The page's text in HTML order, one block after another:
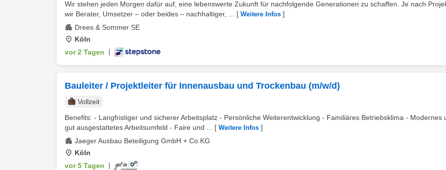
Wir stehen jeden Morgen dafür auf, eine lebenswerte Zukunft für nachfolgende Generationen zu schaffen. Je nach
wir Berater, Umsetzer – oder beides – nachhaltiger, ...
[ Weitere Infos ]
Drees & Sommer SE
Köln
vor 2 Tagen
Bauleiter / Projektleiter für Innenausbau und Trockenbau (m/w/d)
Vollzeit
Benefits: - Langfristiger und sicherer Arbeitsplatz - Persönliche Weiterentwicklung - Familiäres Betriebsklima - Modernes
gut ausgestattetes Arbeitsumfeld - Faire und ...
[ Weitere Infos ]
Jaeger Ausbau Beteiligung GmbH + Co KG
Köln
vor 5 Tagen